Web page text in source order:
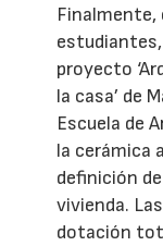
Finalmente,
estudiantes,
proyecto
la casa’ de
Escuela de
la cerámica
definición
vivienda.
dotación